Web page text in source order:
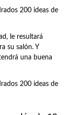
le resultará
su salón. Y
una buena